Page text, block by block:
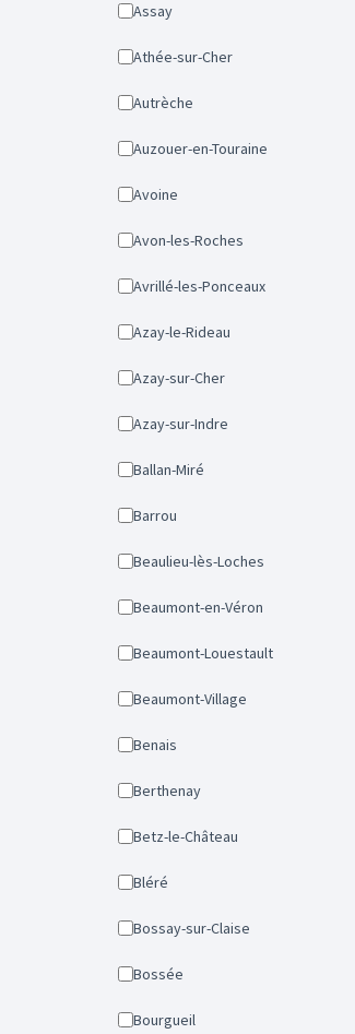
Assay
Athée-sur-Cher
Autrèche
Auzouer-en-Touraine
Avoine
Avon-les-Roches
Avrillé-les-Ponceaux
Azay-le-Rideau
Azay-sur-Cher
Azay-sur-Indre
Ballan-Miré
Barrou
Beaulieu-lès-Loches
Beaumont-en-Véron
Beaumont-Louestault
Beaumont-Village
Benais
Berthenay
Betz-le-Château
Bléré
Bossay-sur-Claise
Bossée
Bourgueil